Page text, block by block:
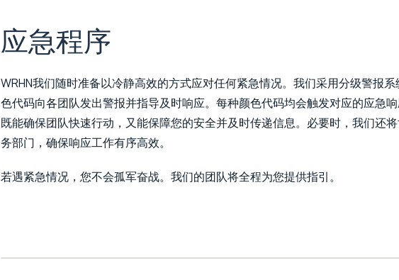
应急程序
WRHN我们随时准备以冷静高效的方式应对任何紧急情况。我们采用分级警报
色代码向各团队发出警报并指导及时响应。每种颜色代码均会触发对应的应急
既能确保团队快速行动，又能保障您的安全并及时传递信息。必要时，我们还
务部门，确保响应工作有序高效。
若遇紧急情况，您不会孤军奋战。我们的团队将全程为您提供指引。